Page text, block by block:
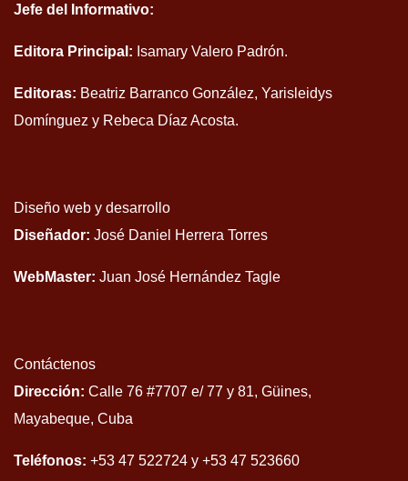
Jefe del Informativo:
Editora Principal: Isamary Valero Padrón.
Editoras: Beatriz Barranco González, Yarisleidys
Domínguez y Rebeca Díaz Acosta.
Diseño web y desarrollo
Diseñador: José Daniel Herrera Torres
WebMaster: Juan José Hernández Tagle
Contáctenos
Dirección: Calle 76 #7707 e/ 77 y 81, Güines,
Mayabeque, Cuba
Teléfonos: +53 47 522724 y +53 47 523660